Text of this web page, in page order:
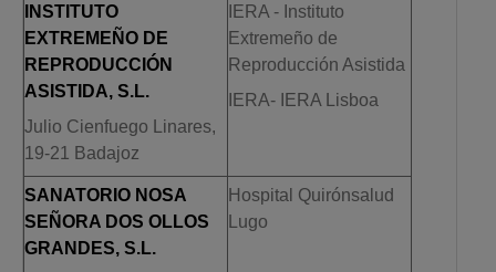
INSTITUTO
EXTREMEÑO DE
REPRODUCCIÓN
ASISTIDA, S.L.
Julio Cienfuego Linares,
19-21 Badajoz
IERA - Instituto
Extremeño de
Reproducción Asistida
IERA- IERA Lisboa
SANATORIO NOSA
SEÑORA DOS OLLOS
GRANDES, S.L.
Hospital Quirónsalud
Lugo